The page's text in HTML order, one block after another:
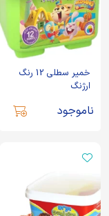
خمیر سطلی 12 رنگ
ارژنگ
ناموجود